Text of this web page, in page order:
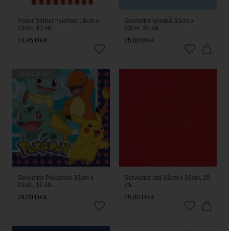
Poser Striber hvid/rød 18cm x
13cm, 10 stk.
14,95 DKK
Servietter lyseblå 33cm x
33cm, 20 stk.
25,00 DKK
Servietter Pokemon 33cm x
33cm, 16 stk.
29,00 DKK
Servietter rød 33cm x 33cm, 20
stk.
25,00 DKK